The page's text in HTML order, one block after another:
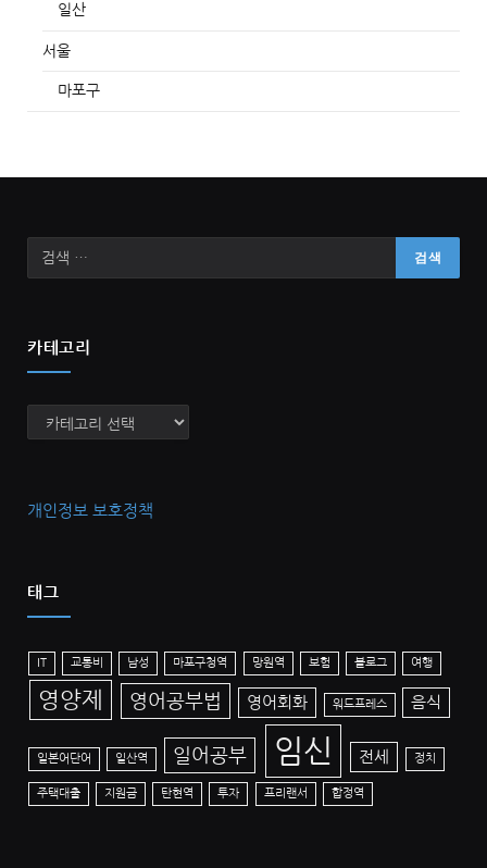
일산
서울
마포구
카테고리
테
개인정보 보호정책
태그
IT 교통비 남성 마포구청역 망원역 보험 블로그 여행
영양제 영어공부법 영어회화 워드프레스 음식
일본어단어 일산역 일어공부 임신 전세 정치
주택대출 지원금 탄현역 투자 프리랜서 합정역